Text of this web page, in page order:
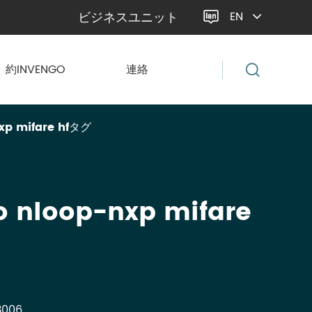
ビジネスユニット  EN
約INVENGO 連絡
mifare hfタグ
nloop-nxp mifare